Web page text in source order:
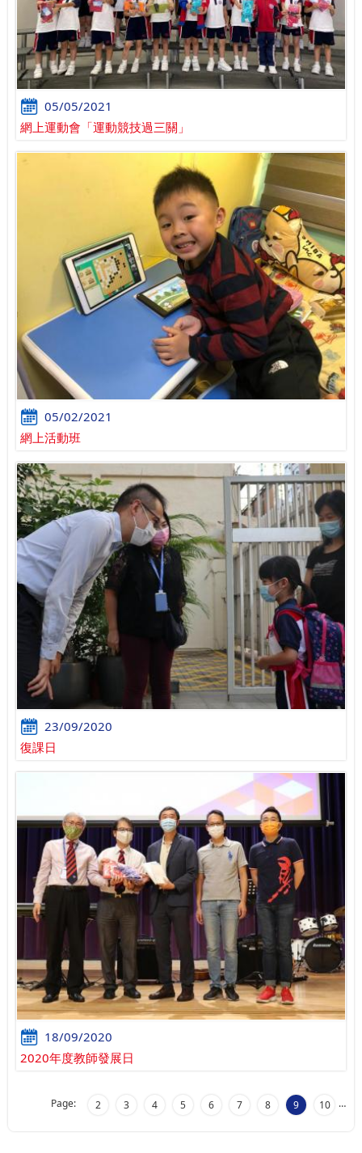
05/05/2021
網上運動會「運動競技過三關」
05/02/2021
網上活動班
23/09/2020
復課日
18/09/2020
2020年度教師發展日
Page: …
2 3 4 5 6 7 8 9 10